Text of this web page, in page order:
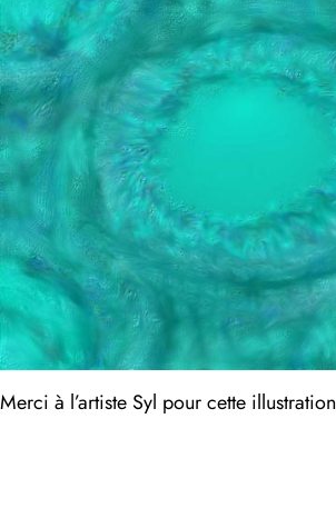
Merci à l’artiste Syl pour cette illustration